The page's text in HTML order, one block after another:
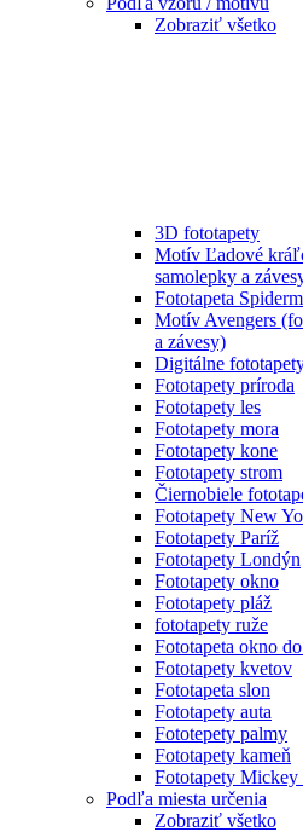
Zobraziť všetko
3D fototapety
Motív Ľadové
samolepky a
Fototapeta
Motív Avengers
a závesy)
Digitálne
Fototapety príroda
Fototapety les
Fototapety mora
Fototapety kone
Fototapety strom
Čiernobiele
Fototapety New
Fototapety Paríž
Fototapety Londýn
Fototapety okno
Fototapety pláž
fototapety ruže
Fototapeta okno
Fototapety kvetov
Fototapeta slon
Fototapety auta
Fototepety palmy
Fototapety kameň
Fototapety Mickey
Podľa miesta určenia
Zobraziť všetko